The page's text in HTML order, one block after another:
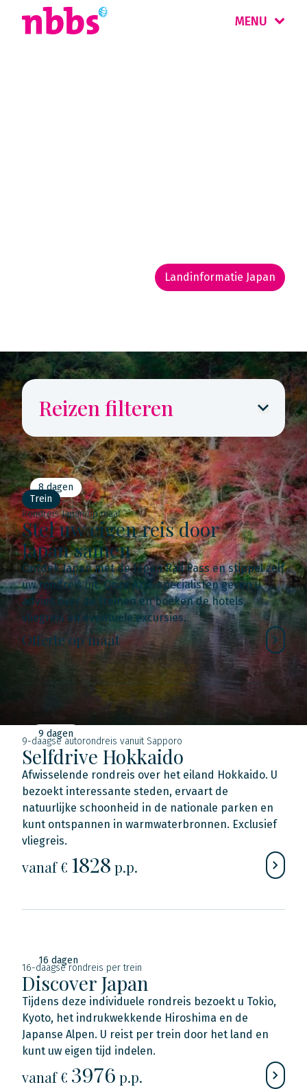
MENU
Landinformatie Japan
Reizen filteren
8 dagen
Trein
Rondreis Japan op maat
Stel uw eigen reis door
Japan samen
Ontdek Japan met de Japan Rail Pass en stippel zelf
uw rondreis uit. Onze Azië-specialisten geven u
advies over de treinen en boeken de hotels,
vliegreis en eventuele excursies.
Offerte op maat
9 dagen
9-daagse autorondreis vanuit Sapporo
Selfdrive Hokkaido
Afwisselende rondreis over het eiland Hokkaido. U
bezoekt interessante steden, ervaart de
natuurlijke schoonheid in de nationale parken en
kunt ontspannen in warmwaterbronnen. Exclusief
vliegreis.
vanaf € 1828 p.p.
16 dagen
16-daagse rondreis per trein
Discover Japan
Tijdens deze individuele rondreis bezoekt u Tokio,
Kyoto, het indrukwekkende Hiroshima en de
Japanse Alpen. U reist per trein door het land en
kunt uw eigen tijd indelen.
vanaf € 3976 p.p.